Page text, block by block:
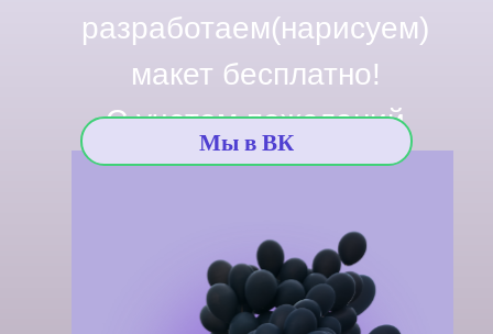
разработаем(нарисуем)
макет бесплатно!
С учетом пожеланий
Мы в ВК